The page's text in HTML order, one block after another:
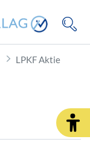
LPKF Aktie